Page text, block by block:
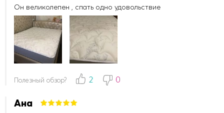
Он великолепен , спать одно удовольствие
Полезный обзор? 2 0
Ана